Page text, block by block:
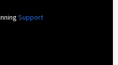
Support